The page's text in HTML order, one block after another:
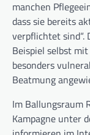
manchen
dass sie bereits
verpflichtet sind“.
Beispiel selbst
besonders
Beatmung
Im Ballungsraum
Kampagne unter